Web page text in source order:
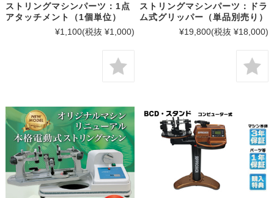
ストリングマシンパーツ：1点
アタッチメント（1個単位）
¥1,100(税抜 ¥1,000)
ストリングマシンパーツ：ドラ
ム式グリッパー（単品別売り）
¥19,800(税抜 ¥18,000)